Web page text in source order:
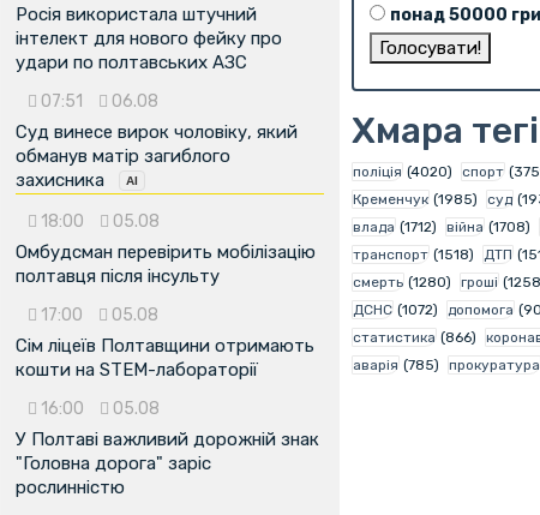
Росія використала штучний
інтелект для нового фейку про
удари по полтавських АЗС
07:51 06.08
Суд винесе вирок чоловіку, який
обманув матір загиблого
захисника
18:00 05.08
Омбудсман перевірить мобілізацію
полтавця після інсульту
17:00 05.08
Сім ліцеїв Полтавщини отримають
кошти на STEM-лабораторії
16:00 05.08
У Полтаві важливий дорожній знак
"Головна дорога" заріс
рослинністю
понад 50000
Хмара
поліція (4020) спорт
Кременчук (1985) суд
влада (1712) війна (1708)
транспорт (1518) ДТП
смерть (1280) гроші
ДСНС (1072) допомога
статистика (866)
аварія (785) прокуратура